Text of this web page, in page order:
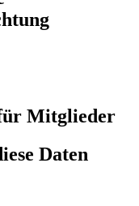
Mitglieder
Daten